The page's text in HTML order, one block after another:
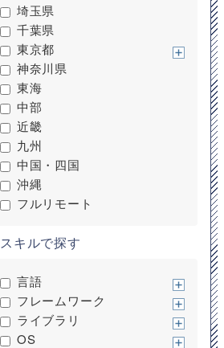
埼玉県
千葉県
東京都
神奈川県
東海
中部
近畿
九州
中国・四国
沖縄
フルリモート
スキルで探す
言語
フレームワーク
ライブラリ
OS